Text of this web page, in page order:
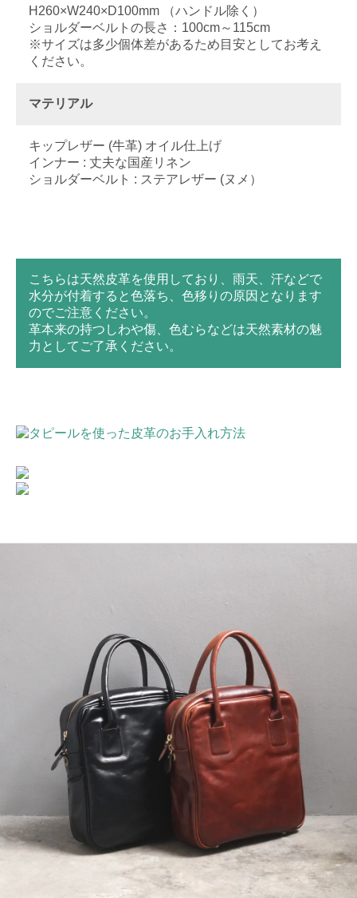
H260×W240×D100mm （ハンドル除く）
ショルダーベルトの長さ：100cm～115cm
※サイズは多少個体差があるため目安としてお考え
ください。
マテリアル
キップレザー (牛革) オイル仕上げ
インナー : 丈夫な国産リネン
ショルダーベルト : ステアレザー (ヌメ）
こちらは天然皮革を使用しており、雨天、汗などで
水分が付着すると色落ち、色移りの原因となります
のでご注意ください。
革本来の持つしわや傷、色むらなどは天然素材の魅
力としてご了承ください。